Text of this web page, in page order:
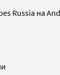
Russia на